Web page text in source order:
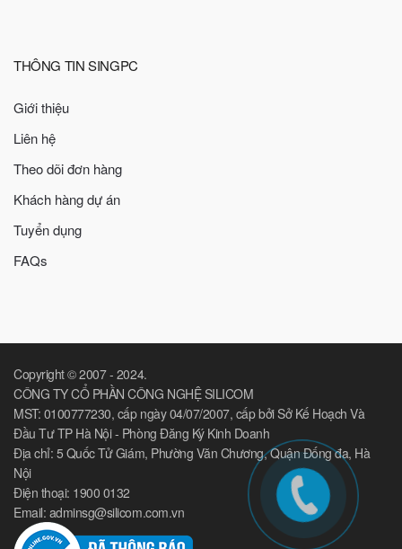
THÔNG TIN SINGPC
Giới thiệu
Liên hệ
Theo dõi đơn hàng
Khách hàng dự án
Tuyển dụng
FAQs
Copyright © 2007 - 2024.
CÔNG TY CỔ PHẦN CÔNG NGHỆ SILICOM
MST: 0100777230, cấp ngày 04/07/2007, cấp bởi Sở Kế Hoạch Và
Đầu Tư TP Hà Nội - Phòng Đăng Ký Kinh Doanh
Địa chỉ: 5 Quốc Tử Giám, Phường Văn Chương, Quận Đống đa, Hà
Nội
Điện thoại: 1900 0132
Email: adminsg@silicom.com.vn